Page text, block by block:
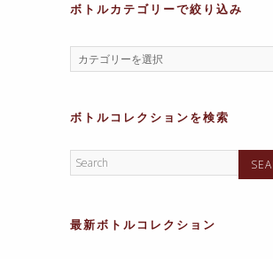
ボトルカテゴリーで絞り込み
ボトルコレクションを検索
最新ボトルコレクション